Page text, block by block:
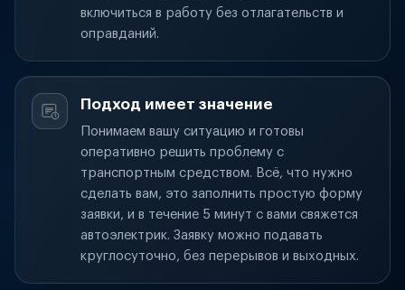
включиться в работу без отлагательств и
оправданий.
Подход имеет значение
Понимаем вашу ситуацию и готовы
оперативно решить проблему с
транспортным средством. Всё, что нужно
сделать вам, это заполнить простую форму
заявки, и в течение 5 минут с вами свяжется
автоэлектрик. Заявку можно подавать
круглосуточно, без перерывов и выходных.